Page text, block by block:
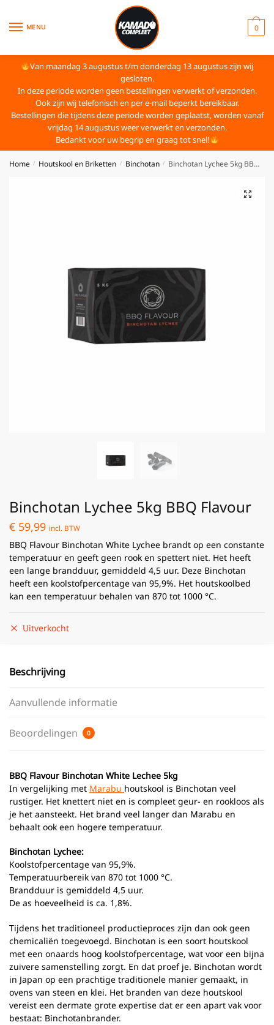
MENU 0
Van maandag 3 augustus t/m donderdag 13 augustus zijn wij
gesloten.
In deze periode worden geen bestellingen verwerkt of verzonden.
Ook zijn wij telefonisch en per e-mail beperkt bereikbaar.
Bestellingen die tijdens deze periode worden geplaatst, worden vanaf
vrijdag 14 augustus weer verwerkt en verzonden.
Bedankt voor uw begrip en graag tot snel!
Home / Houtskool en Briketten / Binchotan / Binchotan Lychee 5kg BBQ Flavour
Binchotan Lychee 5kg BBQ Flavour
€ 59,99 incl. BTW
BBQ Flavour Binchotan White Lychee brandt op een constante
temperatuur en geeft geen rook en spettert niet. Het heeft
een lange brandduur, gemiddeld 4,5 uur. Deze Binchotan
heeft een koolstofpercentage van 95,9%. Het houtskoolbed
kan een temperatuur behalen van 870 tot 1000 °C.
Uitverkocht
Beschrijving
Aanvullende informatie
Beoordelingen 0
BBQ Flavour Binchotan White Lechee 5kg
In vergelijking met Marabu houtskool is Binchotan veel
rustiger. Het knettert niet en is compleet geur- en rookloos als
je het aansteekt. Het brand veel langer dan Marabu en
behaalt ook een hogere temperatuur.
Binchotan Lychee:
Koolstofpercentage van 95,9%.
Temperatuurbereik van 870 tot 1000 °C.
Brandduur is gemiddeld 4,5 uur.
De as hoeveelheid is ca. 1,8%.
Tijdens het traditioneel productieproces zijn dan ook geen
chemicaliën toegevoegd. Binchotan is een soort houtskool
met een onaards hoog koolstofpercentage, wat voor een bijna
zuivere samenstelling zorgt. En dat proef je. Binchotan wordt
in Japan op een prachtige traditionele manier gemaakt, in
ovens van steen en klei. Het branden van deze houtskool
vereist een dermate grote expertise dat er een apart vak voor
bestaat: Binchotanbrander.